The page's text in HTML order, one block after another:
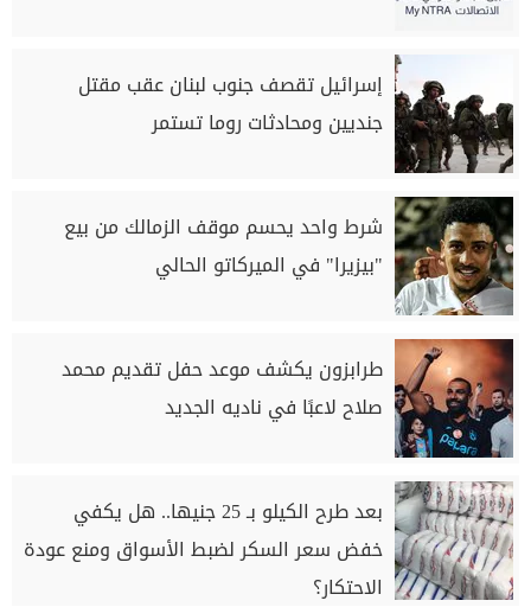
إسرائيل تقصف جنوب لبنان عقب مقتل
جنديين ومحادثات روما تستمر
شرط واحد يحسم موقف الزمالك من بيع
"بيزيرا" في الميركاتو الحالي
طرابزون يكشف موعد حفل تقديم محمد
صلاح لاعبًا في ناديه الجديد
بعد طرح الكيلو بـ 25 جنيها.. هل يكفي
خفض سعر السكر لضبط الأسواق ومنع عودة
الاحتكار؟